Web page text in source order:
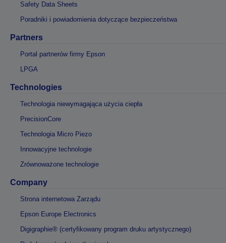
Safety Data Sheets
Poradniki i powiadomienia dotyczące bezpieczeństwa
Partners
Portal partnerów firmy Epson
LPGA
Technologies
Technologia niewymagająca użycia ciepła
PrecisionCore
Technologia Micro Piezo
Innowacyjne technologie
Zrównoważone technologie
Company
Strona internetowa Zarządu
Epson Europe Electronics
Digigraphie® (certyfikowany program druku artystycznego)